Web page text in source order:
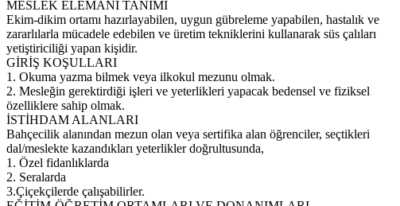
MESLEK ELEMANI TANIMI
Ekim-dikim ortamı hazırlayabilen, uygun gübreleme yapabilen, hastalık ve
zararlılarla mücadele edebilen ve üretim tekniklerini kullanarak süs çalıları
yetiştiriciliği yapan kişidir.
GİRİŞ KOŞULLARI
1. Okuma yazma bilmek veya ilkokul mezunu olmak.
2. Mesleğin gerektirdiği işleri ve yeterlikleri yapacak bedensel ve fiziksel
özelliklere sahip olmak.
İSTİHDAM ALANLARI
Bahçecilik alanından mezun olan veya sertifika alan öğrenciler, seçtikleri
dal/meslekte kazandıkları yeterlikler doğrultusunda,
1. Özel fidanlıklarda
2. Seralarda
3.Çiçekçilerde çalışabilirler.